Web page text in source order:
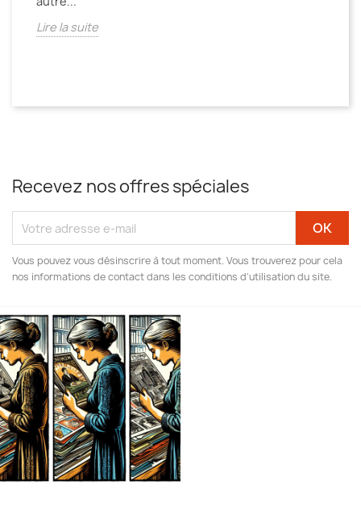
Lire la suite
Recevez nos offres spéciales
Vous pouvez vous désinscrire à tout moment. Vous trouverez pour cela
nos informations de contact dans les conditions d'utilisation du site.